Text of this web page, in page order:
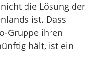
die Lösung der
ist. Dass
Gruppe ihren
hält, ist ein